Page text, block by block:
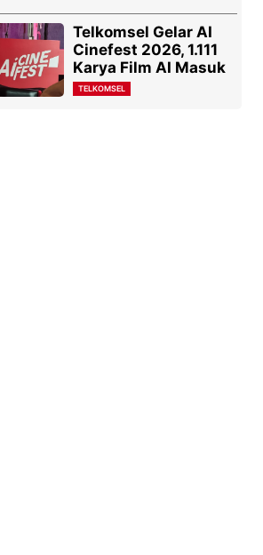
Telkomsel Gelar AI
Cinefest 2026, 1.111
Karya Film AI Masuk
TELKOMSEL